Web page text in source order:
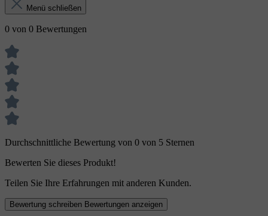
Menü schließen
0 von 0 Bewertungen
Durchschnittliche Bewertung von 0 von 5 Sternen
Bewerten Sie dieses Produkt!
Teilen Sie Ihre Erfahrungen mit anderen Kunden.
Bewertung schreiben Bewertungen anzeigen